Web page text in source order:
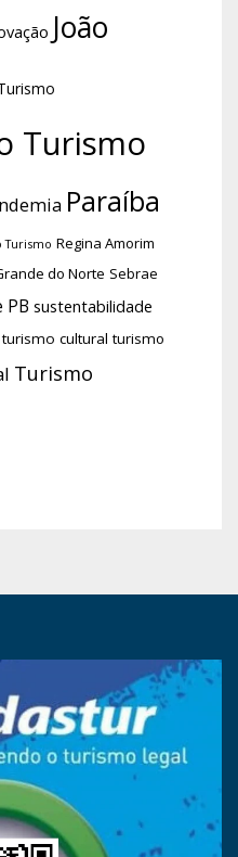
João
Turismo
Paraíba
Turismo Regina Amorim
do Norte Sebrae
PB sustentabilidade
turismo cultural turismo
Turismo